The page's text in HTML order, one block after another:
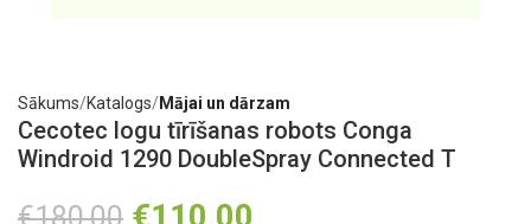
Sākums Katalogs Mājai un dārzam
Cecotec logu tīrīšanas robots Conga
Windroid 1290 DoubleSpray Connected T